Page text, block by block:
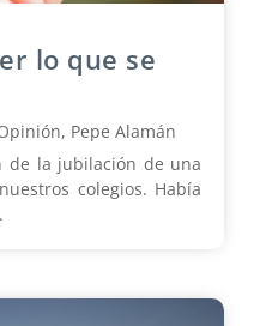
lo que se
, Pepe Alamán
de la jubilación de una
colegios. Había